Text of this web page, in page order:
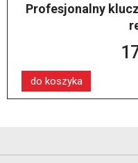
Profesjonalny
do koszyka